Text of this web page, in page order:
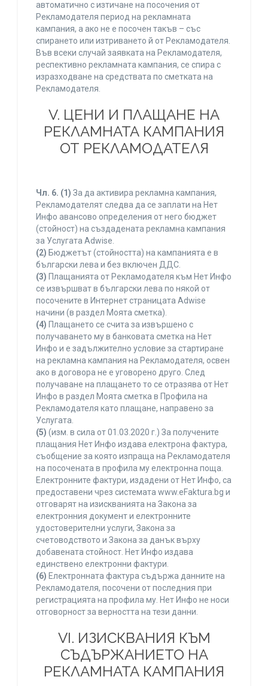
автоматично с изтичане на посочения от
Рекламодателя период на рекламната
кампания, а ако не е посочен такъв – със
спирането или изтриването й от Рекламодателя.
Във всеки случай заявката на Рекламодателя,
респективно рекламната кампания, се спира с
изразходване на средствата по сметката на
Рекламодателя.
V. ЦЕНИ И ПЛАЩАНЕ НА
РЕКЛАМНАТА КАМПАНИЯ
ОТ РЕКЛАМОДАТЕЛЯ
Чл. 6. (1) За да активира рекламна кампания,
Рекламодателят следва да се заплати на Нет
Инфо авансово определения от него бюджет
(стойност) на създадената рекламна кампания
за Услугата Adwise.
(2) Бюджетът (стойността) на кампанията е в
български лева и без включен ДДС.
(3) Плащанията от Рекламодателя към Нет Инфо
се извършват в български лева по някой от
посочените в Интернет страницата Adwise
начини (в раздел Моята сметка).
(4) Плащането се счита за извършено с
получаването му в банковата сметка на Нет
Инфо и е задължително условие за стартиране
на рекламна кампания на Рекламодателя, освен
ако в договора не е уговорено друго. След
получаване на плащането то се отразява от Нет
Инфо в раздел Моята сметка в Профила на
Рекламодателя като плащане, направено за
Услугата.
(5) (изм. в сила от 01.03.2020 г.) За получените
плащания Нет Инфо издава електрона фактура,
съобщение за която изпраща на Рекламодателя
на посочената в профила му електронна поща.
Електронните фактури, издадени от Нет Инфо, са
предоставени чрез системата www.eFaktura.bg и
отговарят на изискванията на Закона за
електронния документ и електронните
удостоверителни услуги, Закона за
счетоводството и Закона за данък върху
добавената стойност. Нет Инфо издава
единствено електронни фактури.
(6) Електронната фактура съдържа данните на
Рекламодателя, посочени от последния при
регистрацията на профила му. Нет Инфо не носи
отговорност за верността на тези данни.
VI. ИЗИСКВАНИЯ КЪМ
СЪДЪРЖАНИЕТО НА
РЕКЛАМНАТА КАМПАНИЯ